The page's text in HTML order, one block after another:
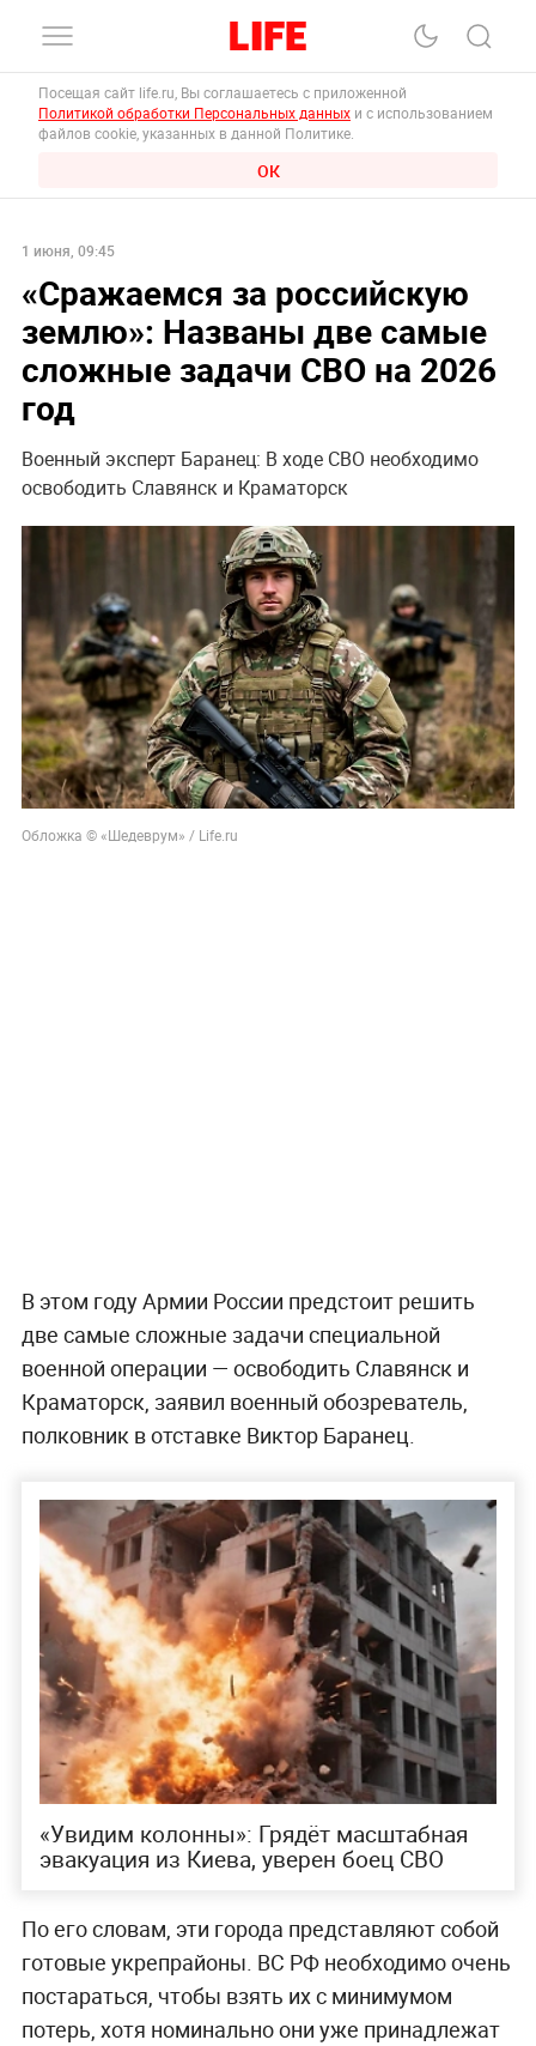
Посещая сайт life.ru, Вы соглашаетесь с приложенной
Политикой обработки Персональных данных и с использованием
файлов cookie, указанных в данной Политике.
ОК
1 июня, 09:45
«Сражаемся за российскую
землю»: Названы две самые
сложные задачи СВО на 2026
год
Военный эксперт Баранец: В ходе СВО необходимо
освободить Славянск и Краматорск
Обложка © «Шедеврум» / Life.ru
В этом году Армии России предстоит решить
две самые сложные задачи специальной
военной операции — освободить Славянск и
Краматорск, заявил военный обозреватель,
полковник в отставке Виктор Баранец.
«Увидим колонны»: Грядёт масштабная
эвакуация из Киева, уверен боец СВО
По его словам, эти города представляют собой
готовые укрепрайоны. ВС РФ необходимо очень
постараться, чтобы взять их с минимумом
потерь, хотя номинально они уже принадлежат